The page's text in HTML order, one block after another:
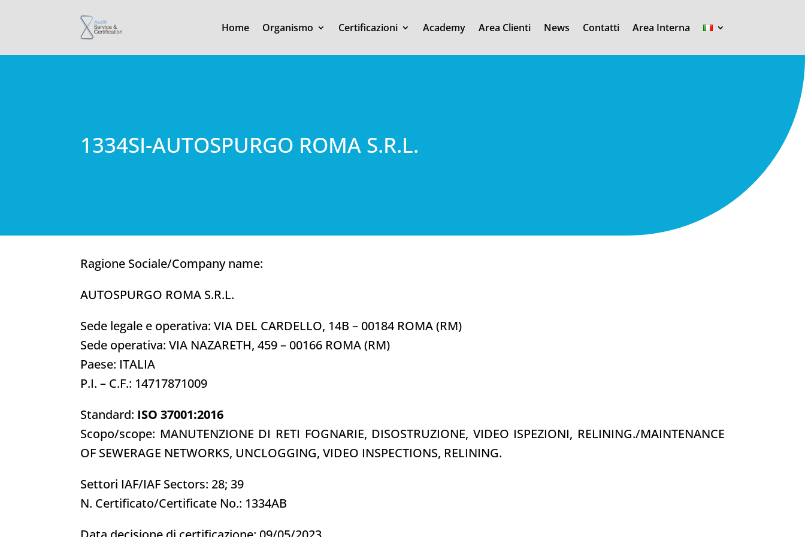
Home Organismo Certificazioni Academy Area Clienti News Contatti Area Interna
1334SI-AUTOSPURGO ROMA S.R.L.
Ragione Sociale/Company name:
AUTOSPURGO ROMA S.R.L.
Sede legale e operativa: VIA DEL CARDELLO, 14B – 00184 ROMA (RM)
Sede operativa: VIA NAZARETH, 459 – 00166 ROMA (RM)
Paese: ITALIA
P.I. – C.F.: 14717871009
Standard: ISO 37001:2016
Scopo/scope: MANUTENZIONE DI RETI FOGNARIE, DISOSTRUZIONE, VIDEO ISPEZIONI, RELINING./MAINTENANCE
OF SEWERAGE NETWORKS, UNCLOGGING, VIDEO INSPECTIONS, RELINING.
Settori IAF/IAF Sectors: 28; 39
N. Certificato/Certificate No.: 1334AB